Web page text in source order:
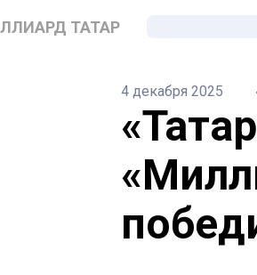
ТАТАР
4 декабря 2025